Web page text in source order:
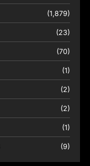
(1,879)
(23)
(70)
(1)
(2)
(2)
(1)
(9)